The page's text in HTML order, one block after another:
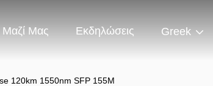
Μαζί Μας Εκδηλώσεις Greek
120km 1550nm SFP 155M